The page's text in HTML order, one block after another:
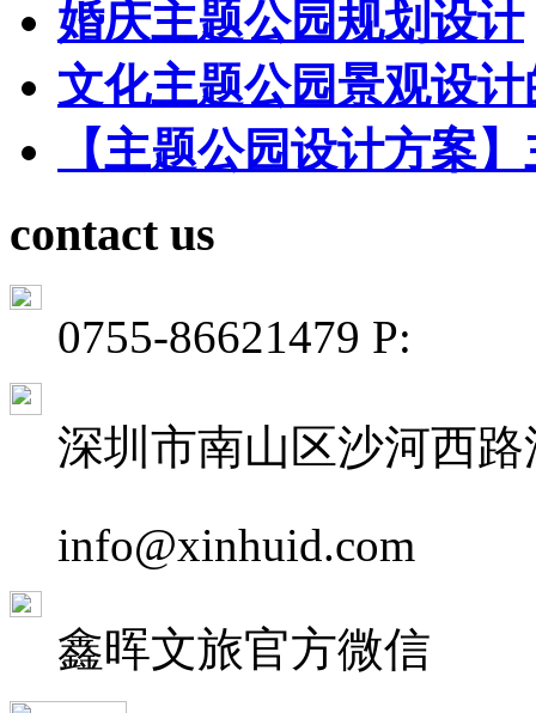
婚庆主题公园规划设计
文化主题公园景观设计
【主题公园设计方案
contact us
0755-86621479 P:
深圳市南山区沙河西
info@xinhuid.com
鑫晖文旅官方微信